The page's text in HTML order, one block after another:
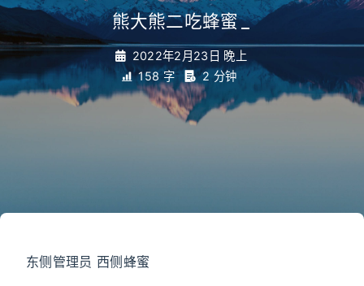
熊大熊二吃蜂蜜_
2022年2月23日 晚上
158 字
2 分钟
东侧管理员 西侧蜂蜜